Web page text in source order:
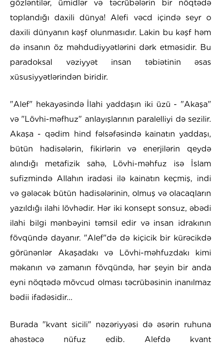
gözləntilər, ümidlər və təcrübələrin bir nöqtədə
toplandığı daxili dünya! Alefi vəcd içində seyr o
daxili dünyanın kəşf olunmasıdır. Lakin bu kəşf həm
də insanın öz məhdudiyyətlərini dərk etməsidir. Bu
paradoksal vəziyyət insan təbiətinin əsas
xüsusiyyətlərindən biridir.
"Alef" hekayəsində İlahi yaddaşın iki üzü - "Akaşa"
və "Lövhi-məfhuz" anlayışlarının paralelliyi də sezilir.
Akaşa - qədim hind fəlsəfəsində kainatın yaddaşı,
bütün hadisələrin, fikirlərin və enerjilərin qeydə
alındığı metafizik sahə, Lövhi-məhfuz isə İslam
sufizmində Allahın iradəsi ilə kainatın keçmiş, indi
və gələcək bütün hadisələrinin, olmuş və olacaqların
yazıldığı ilahi lövhədir. Hər iki konsept sonsuz, əbədi
ilahi bilgi mənbəyini təmsil edir və insan idrakının
fövqündə dayanır. "Alef"də də kiçicik bir kürəcikdə
görünənlər Akaşadakı və Lövhi-məhfuzdakı kimi
məkanın və zamanın fövqündə, hər şeyin bir anda
eyni nöqtədə mövcud olması təcrübəsinin inanılmaz
bədii ifadəsidir...
Burada "kvant sicili" nəzəriyyəsi də əsərin ruhuna
ahəstəcə nüfuz edib. Alefdə kvant